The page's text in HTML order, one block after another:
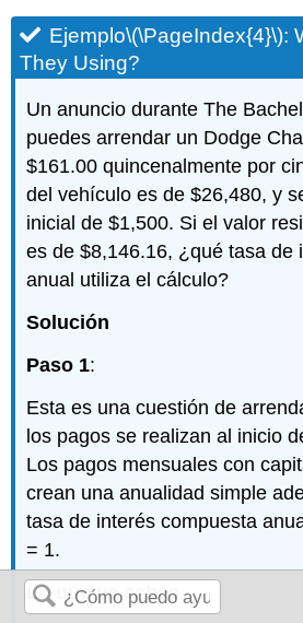
Ejemplo\(\PageIndex{4}\):
They Using?
Un anuncio durante The
puedes arrendar un Dodge
$161.00 quincenalmente por
del vehículo es de $26,480, y
inicial de $1,500. Si el valor
es de $8,146.16, ¿qué tasa de
anual utiliza el cálculo?
Solución
Paso 1:
Esta es una cuestión de
los pagos se realizan al inicio
Los pagos mensuales con
crean una anualidad simple
tasa de interés compuesta
= 1.
Lo que ya sabes